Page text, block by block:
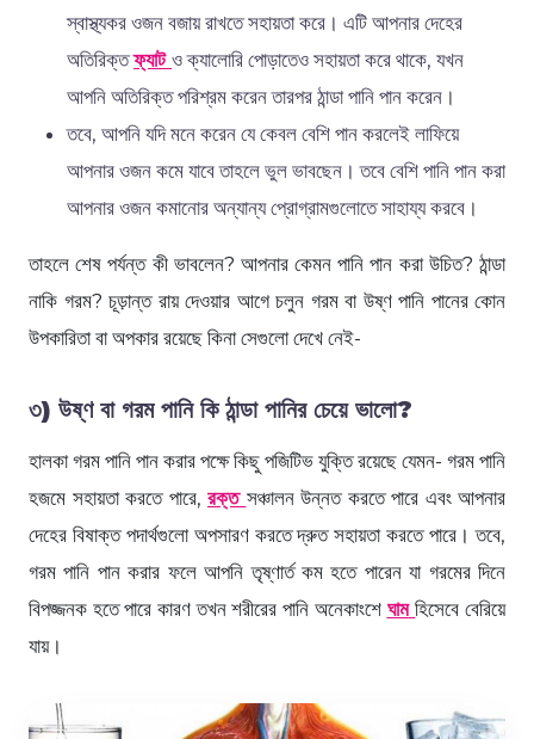
স্বাস্থ্যকর ওজন বজায় রাখতে সহায়তা করে। এটি আপনার দেহের
অতিরিক্তফ্যাট ও ক্যালোরি পোড়াতেও সহায়তা করে থাকে, যখন
আপনি অতিরিক্ত পরিশ্রম করেন তারপর ঠান্ডা পানি পান করেন।
তবে, আপনি যদি মনে করেন যে কেবল বেশি পান করলেই লাফিয়ে
আপনার ওজন কমে যাবে তাহলে ভুল ভাবছেন। তবে বেশি পানি পান করা
আপনার ওজন কমানোর অন্যান্য প্রোগ্রামগুলোতে সাহায্য করবে।
তাহলে শেষ পর্যন্ত কী ভাবলেন? আপনার কেমন পানি পান করা উচিত? ঠান্ডা
নাকি গরম? চূড়ান্ত রায় দেওয়ার আগে চলুন গরম বা উষ্ণ পানি পানের কোন
উপকারিতা বা অপকার রয়েছে কিনা সেগুলো দেখে নেই-
৩) উষ্ণ বা গরম পানি কি ঠান্ডা পানির চেয়ে ভালো?
হালকা গরম পানি পান করার পক্ষে কিছু পজিটিভ যুক্তি রয়েছে যেমন- গরম পানি
হজমে সহায়তা করতে পারে, রক্ত ​​সঞ্চালন উন্নত করতে পারে এবং আপনার
দেহের বিষাক্ত পদার্থগুলো অপসারণ করতে দ্রুত সহায়তা করতে পারে। তবে,
গরম পানি পান করার ফলে আপনি তৃষ্ণার্ত কম হতে পারেন যা গরমের দিনে
বিপজ্জনক হতে পারে কারণ তখন শরীরের পানি অনেকাংশে ঘাম হিসেবে বেরিয়ে
যায়।